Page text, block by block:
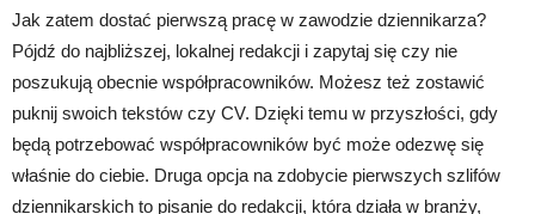
Jak zatem dostać pierwszą pracę w zawodzie dziennikarza?
Pójdź do najbliższej, lokalnej redakcji i zapytaj się czy nie
poszukują obecnie współpracowników. Możesz też zostawić
puknij swoich tekstów czy CV. Dzięki temu w przyszłości, gdy
będą potrzebować współpracowników być może odezwę się
właśnie do ciebie. Druga opcja na zdobycie pierwszych szlifów
dziennikarskich to pisanie do redakcji, która działa w branży,